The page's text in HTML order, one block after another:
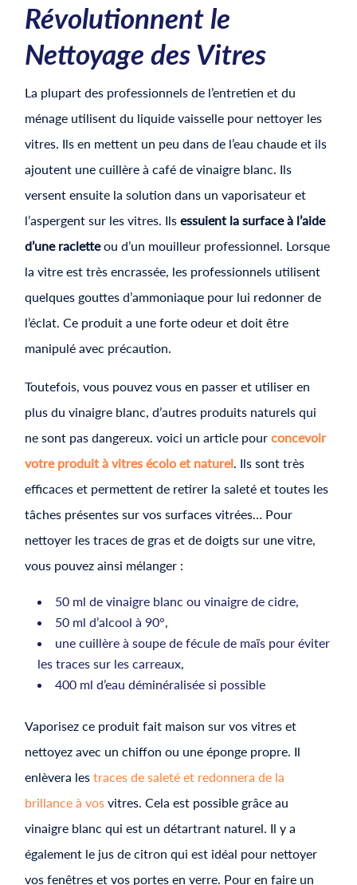
Révolutionnent le
Nettoyage des Vitres
La plupart des professionnels de l’entretien et du
ménage utilisent du liquide vaisselle pour nettoyer les
vitres. Ils en mettent un peu dans de l’eau chaude et ils
ajoutent une cuillère à café de vinaigre blanc. Ils
versent ensuite la solution dans un vaporisateur et
l’aspergent sur les vitres. Ilsessuient la surface à l’aide
d’une racletteou d’un mouilleur professionnel. Lorsque
la vitre est très encrassée, les professionnels utilisent
quelques gouttes d’ammoniaque pour lui redonner de
l’éclat. Ce produit a une forte odeur et doit être
manipulé avec précaution.
Toutefois, vous pouvez vous en passer et utiliser en
plus du vinaigre blanc, d’autres produits naturels qui
ne sont pas dangereux. voici un article pourconcevoir
votre produit à vitres écolo et naturel. Ils sont très
efficaces et permettent de retirer la saleté et toutes les
tâches présentes sur vos surfaces vitrées… Pour
nettoyer les traces de gras et de doigts sur une vitre,
vous pouvez ainsi mélanger :
50 ml de vinaigre blanc ou vinaigre de cidre,
50 ml d’alcool à 90°,
une cuillère à soupe de fécule de maïs pour éviter
les traces sur les carreaux,
400 ml d’eau déminéralisée si possible
Vaporisez ce produit fait maison sur vos vitres et
nettoyez avec un chiffon ou une éponge propre. Il
enlèvera lestraces de saleté et redonnera de la
brillance à vos vitres. Cela est possible grâce au
vinaigre blanc qui est un détartrant naturel. Il y a
également le jus de citron qui est idéal pour nettoyer
vos fenêtres et vos portes en verre. Pour en faire un